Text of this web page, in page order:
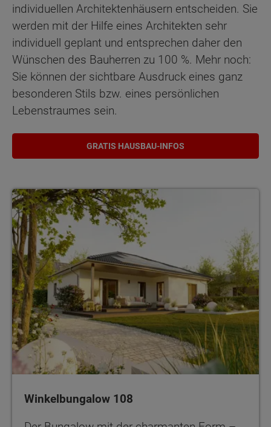
individuellen Architektenhäusern entscheiden. Sie
werden mit der Hilfe eines Architekten sehr
individuell geplant und entsprechen daher den
Wünschen des Bauherren zu 100 %. Mehr noch:
Sie können der sichtbare Ausdruck eines ganz
besonderen Stils bzw. eines persönlichen
Lebenstraumes sein.
GRATIS HAUSBAU-INFOS
Winkelbungalow 108